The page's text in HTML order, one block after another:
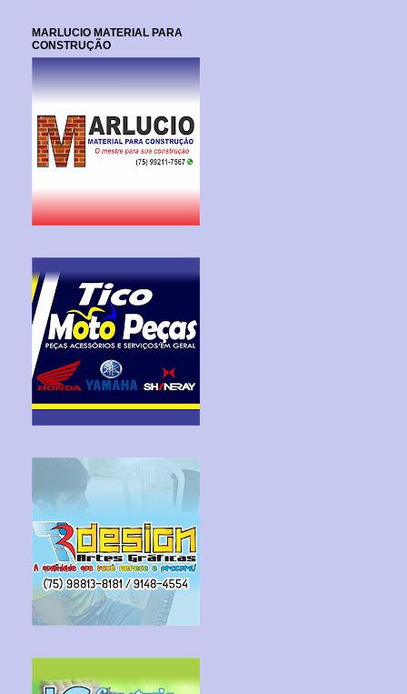
MARLUCIO MATERIAL PARA
CONSTRUÇÃO